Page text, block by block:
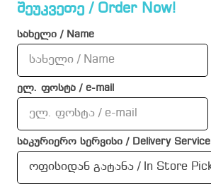
შეუკვეთე / Order Now!
სახელი / Name
ელ. ფოსტა / e-mail
საკურიერო სერვისი / Delivery Service